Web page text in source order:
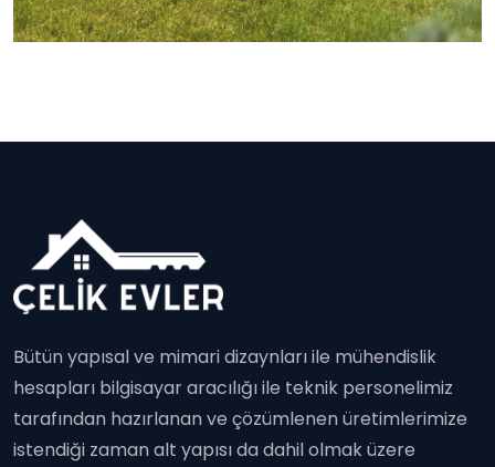
Bütün yapısal ve mimari dizaynları ile mühendislik
hesapları bilgisayar aracılığı ile teknik personelimiz
tarafından hazırlanan ve çözümlenen üretimlerimize
istendiği zaman alt yapısı da dahil olmak üzere